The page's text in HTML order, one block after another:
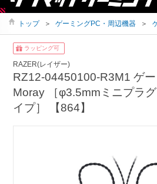
トップ ＞ ゲーミングPC・周辺機器 ＞
ラッピング可
RAZER(レイザー)
RZ12-04450100-R3M1 ゲ
Moray ［φ3.5mmミニプラ
イプ］ 【864】